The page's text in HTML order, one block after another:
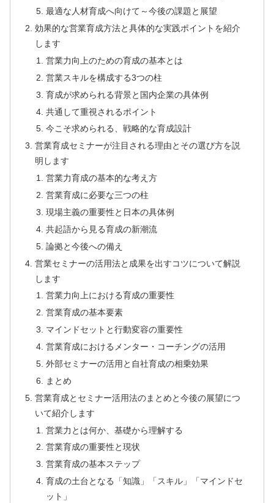
最適な人材育成へ向けて～今後の課題と展望
効果的な営業育成方法と具体的な実践ポイントを紹介
します
営業力向上のための育成の基本とは
営業スキルを構成する3つの柱
育成が求められる背景と国内企業の具体例
共通して重視されるポイント
今こそ求められる、戦略的な育成設計
営業育成セミナーが注目される理由とその選び方を説
明します
営業力育成の基本的な考え方
営業育成に必要な三つの柱
現場主義の重要性と日本の具体例
共起語から見る育成の新潮流
論拠と今後への備え
営業セミナーの活用法と成果を出すコツについて解説
します
営業力向上における育成の重要性
営業育成の基本要素
マインドセットと行動変容の重要性
営業育成におけるメンター・コーチングの活用
外部セミナーの活用と自社育成の相乗効果
まとめ
営業育成とセミナー活用法のまとめと今後の展望につ
いて紹介します
営業力とは何か、基礎から理解する
営業育成の重要性と現状
営業育成の基本ステップ
育成の土台となる「知識」「スキル」「マインドセ
ット」